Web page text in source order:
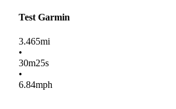
Test Garmin
3.465mi
•
30m25s
•
6.84mph